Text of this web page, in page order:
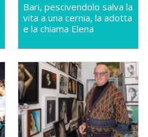
Bari, pescivendolo salva la
vita a una cernia, la adotta
e la chiama Elena